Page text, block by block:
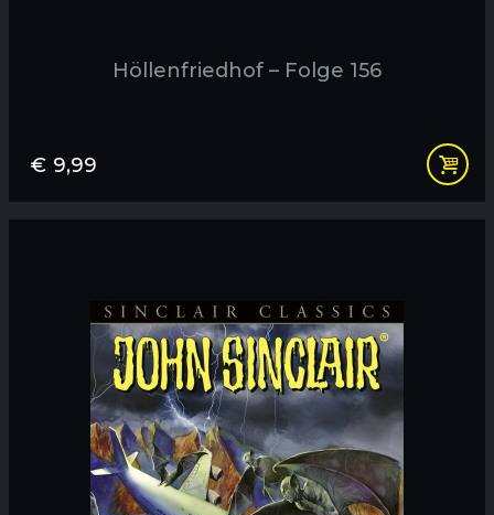
Höllenfriedhof – Folge 156
€ 9,99